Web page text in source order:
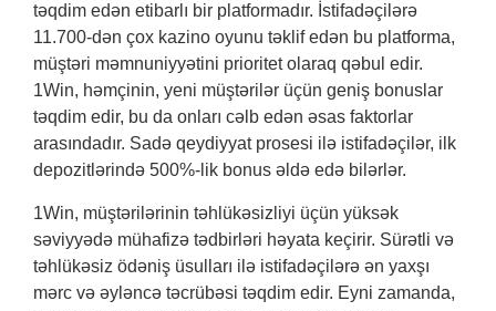
təqdim edən etibarlı bir platformadır. İstifadəçilərə
11.700-dən çox kazino oyunu təklif edən bu platforma,
müştəri məmnuniyyətini prioritet olaraq qəbul edir.
1Win, həmçinin, yeni müştərilər üçün geniş bonuslar
təqdim edir, bu da onları cəlb edən əsas faktorlar
arasındadır. Sadə qeydiyyat prosesi ilə istifadəçilər, ilk
depozitlərində 500%-lik bonus əldə edə bilərlər.
1Win, müştərilərinin təhlükəsizliyi üçün yüksək
səviyyədə mühafizə tədbirləri həyata keçirir. Sürətli və
təhlükəsiz ödəniş üsulları ilə istifadəçilərə ən yaxşı
mərc və əyləncə təcrübəsi təqdim edir. Eyni zamanda,